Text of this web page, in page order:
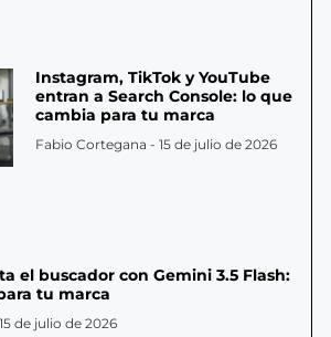
Instagram, TikTok y YouTube
entran a Search Console: lo que
cambia para tu marca
Fabio Cortegana 15 de julio de 2026
el buscador con Gemini 3.5 Flash:
tu marca
15 de julio de 2026